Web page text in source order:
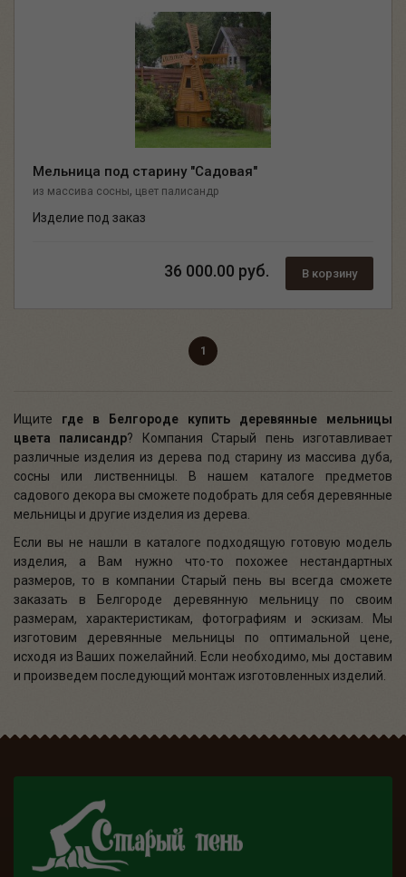
Мельница под старину "Садовая"
из массива сосны, цвет палисандр
Изделие под заказ
36 000.00 руб. В корзину
1
Ищите где в Белгороде
купить деревянные мельницы
цвета палисандр? Компания Старый пень изготавливает
различные изделия из дерева под старину из массива дуба,
сосны или лиственницы. В нашем каталоге предметов
садового декора вы сможете подобрать для себя деревянные
мельницы и другие изделия из дерева.
Если вы не нашли в каталоге подходящую готовую модель
изделия, а Вам нужно что-то похожее нестандартных
размеров, то в компании Старый пень вы всегда сможете
заказать в Белгороде деревянную мельницу по своим
размерам, характеристикам, фотографиям и эскизам. Мы
изготовим деревянные мельницы по оптимальной цене,
исходя из Ваших пожелайний. Если необходимо, мы доставим
и произведем последующий монтаж изготовленных изделий.